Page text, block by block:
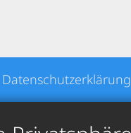
Datenschutzerklärung